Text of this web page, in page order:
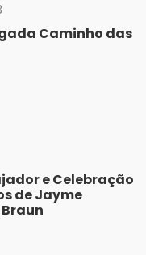
Caminho das
e Celebração
de Jayme